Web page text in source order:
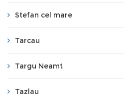
Stefan cel mare
Tarcau
Targu Neamt
Tazlau